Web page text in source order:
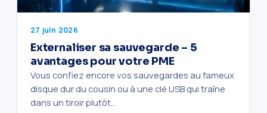
27 juin 2026
Externaliser sa sauvegarde – 5
avantages pour votre PME
Vous confiez encore vos sauvegardes au fameux
disque dur du cousin ou à une clé USB qui traîne
dans un tiroir plutôt…